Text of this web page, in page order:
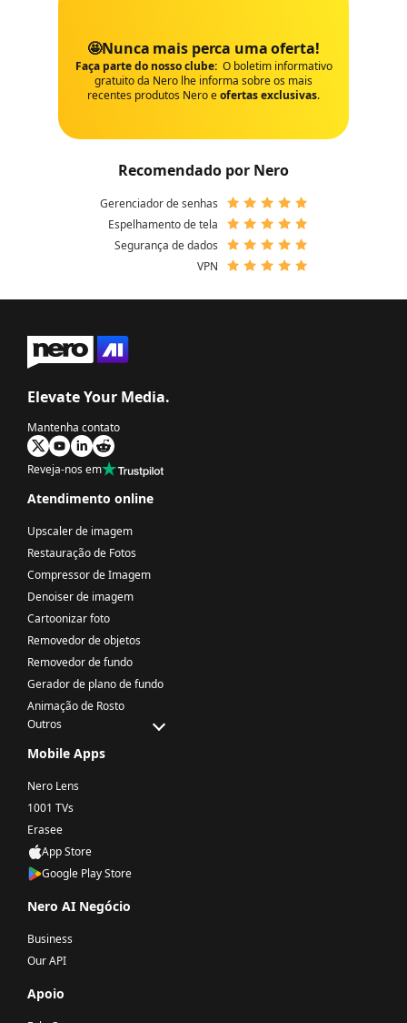
🤩Nunca mais perca uma oferta!
Faça parte do nosso clube: O boletim informativo
gratuito da Nero lhe informa sobre os mais
recentes produtos Nero eofertas exclusivas.
Recomendado por Nero
Gerenciador de senhas
Espelhamento de tela
Segurança de dados
VPN
Elevate Your Media.
Mantenha contato
Reveja-nos em
Atendimento online
Upscaler de imagem
Restauração de Fotos
Compressor de Imagem
Denoiser de imagem
Cartoonizar foto
Removedor de objetos
Removedor de fundo
Gerador de plano de fundo
Animação de Rosto
Outros
Mobile Apps
Nero Lens
1001 TVs
Erasee
App Store
Google Play Store
Nero AI Negócio
Business
Our API
Apoio